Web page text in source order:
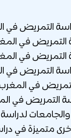
التمريض في
في
التمريض في
التمريض في
في
التمريض في
متميزة في